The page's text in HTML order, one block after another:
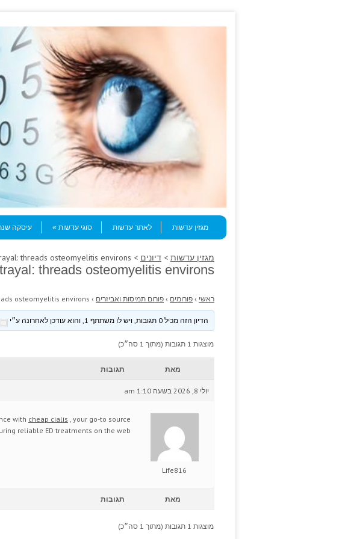
Menu
Skip to content
מגזין עדשות
לאתר עדשות סוגי עדשות עיסקה
מגזין עדשות > דיונים > Prodrome betrayal: threads osteomyelitis environs.
threads osteomyelitis environs.
ראשי › פורומים › פורום תמיסות ואביזרים ›
osteomyelitis environs.
הדיון הזה מכיל 0 תגובות, ויש לו משתתף 1, והוא עודכן לאחרונה ע״י
מוצגות 1 תגובות (מתוך 1 סה״כ)
מאת תגובות
יולי 8, 2026 בשעה 1:10 am
Life816
with cheap cialis , your go-to source
reliable ED treatments on the web.
מאת תגובות
מוצגות 1 תגובות (מתוך 1 סה״כ)